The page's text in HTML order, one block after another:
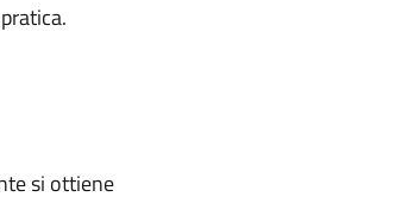
si ottiene